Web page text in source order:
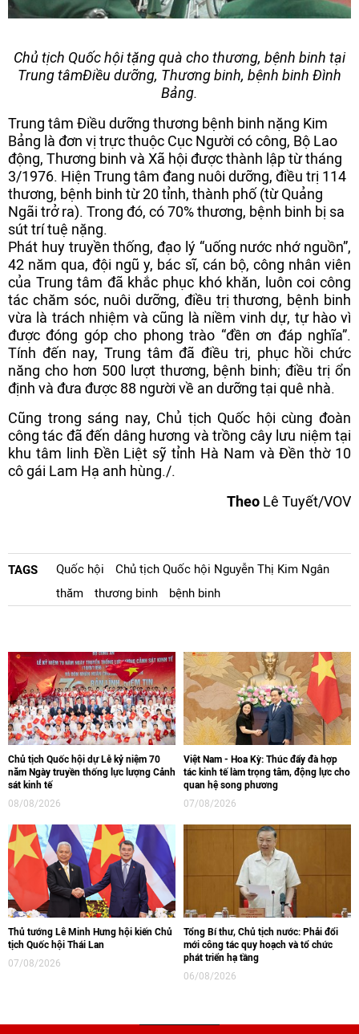
Chủ tịch Quốc hội tặng quà cho thương, bệnh binh tại
Trung tâmĐiều dưỡng, Thương binh, bệnh binh Đình
Bảng.
Trung tâm Điều dưỡng thương bệnh binh nặng Kim
Bảng là đơn vị trực thuộc Cục Người có công, Bộ Lao
động, Thương binh và Xã hội được thành lập từ tháng
3/1976. Hiện Trung tâm đang nuôi dưỡng, điều trị 114
thương, bệnh binh từ 20 tỉnh, thành phố (từ Quảng
Ngãi trở ra). Trong đó, có 70% thương, bệnh binh bị sa
sút trí tuệ nặng.
Phát huy truyền thống, đạo lý “uống nước nhớ nguồn”,
42 năm qua, đội ngũ y, bác sĩ, cán bộ, công nhân viên
của Trung tâm đã khắc phục khó khăn, luôn coi công
tác chăm sóc, nuôi dưỡng, điều trị thương, bệnh binh
vừa là trách nhiệm và cũng là niềm vinh dự, tự hào vì
được đóng góp cho phong trào “đền ơn đáp nghĩa”.
Tính đến nay, Trung tâm đã điều trị, phục hồi chức
năng cho hơn 500 lượt thương, bệnh binh; điều trị ổn
định và đưa được 88 người về an dưỡng tại quê nhà.
Cũng trong sáng nay, Chủ tịch Quốc hội cùng đoàn
công tác đã đến dâng hương và trồng cây lưu niệm tại
khu tâm linh Đền Liệt sỹ tỉnh Hà Nam và Đền thờ 10
cô gái Lam Hạ anh hùng./.
Theo Lê Tuyết/VOV
TAGS Quốc hội
Chủ tịch Quốc hội Nguyễn Thị Kim Ngân
thăm
thương binh bệnh binh
Chủ tịch Quốc hội dự Lễ kỷ niệm 70
năm Ngày truyền thống lực lượng Cảnh
sát kinh tế
08/08/2026
Việt Nam - Hoa Kỳ: Thúc đẩy đà hợp
tác kinh tế làm trọng tâm, động lực cho
quan hệ song phương
07/08/2026
Thủ tướng Lê Minh Hưng hội kiến Chủ
tịch Quốc hội Thái Lan
07/08/2026
Tổng Bí thư, Chủ tịch nước: Phải đổi
mới công tác quy hoạch và tổ chức
phát triển hạ tầng
06/08/2026